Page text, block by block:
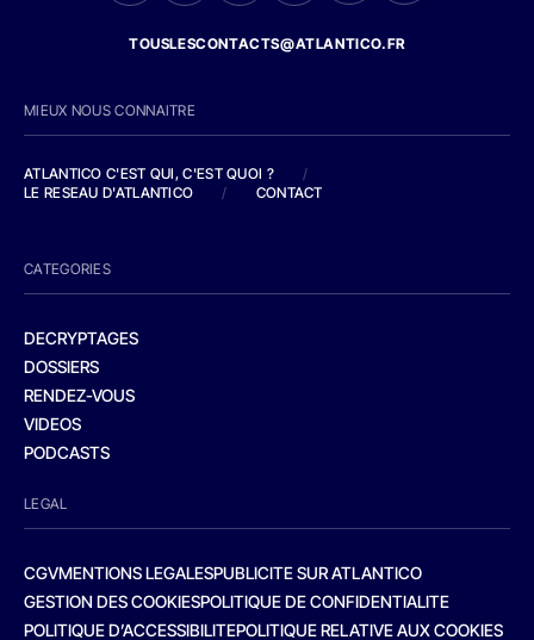
TOUSLESCONTACTS@ATLANTICO.FR
MIEUX NOUS CONNAITRE
ATLANTICO C'EST QUI, C'EST QUOI ?
/
LE RESEAU D'ATLANTICO
/ CONTACT
CATEGORIES
DECRYPTAGES
DOSSIERS
RENDEZ-VOUS
VIDEOS
PODCASTS
LEGAL
CGVMENTIONS LEGALESPUBLICITE SUR ATLANTICO
GESTION DES COOKIESPOLITIQUE DE CONFIDENTIALITE
POLITIQUE D’ACCESSIBILITEPOLITIQUE RELATIVE AUX COOKIES